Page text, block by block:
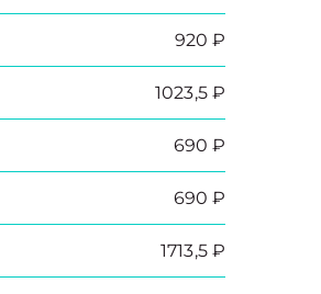
920 ₽
1023,5 ₽
690 ₽
690 ₽
1713,5 ₽